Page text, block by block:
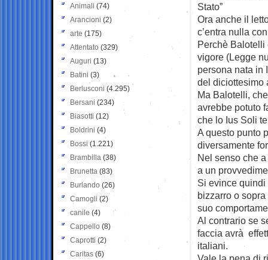
Stato”
Ora anche il
c’entra nulla
Perchè Balotelli
vigore (Legge
persona nata in
del diciottesimo
Ma Balotelli,
avrebbe potuto
che lo Ius Soli
A questo punto
diversamente
Nel senso che
a un
Si evince
bizzarro o
suo
Al contrario se
faccia avrà
italiani.
Animali (74)
Arancioni (2)
arte (175)
Attentato (329)
Auguri (13)
Batini (3)
Berlusconi (4.295)
Bersani (234)
Biasotti (12)
Boldrini (4)
Bossi (1.221)
Brambilla (38)
Brunetta (83)
Burlando (26)
Camogli (2)
canile (4)
Cappello (8)
Caprotti (2)
Caritas (6)